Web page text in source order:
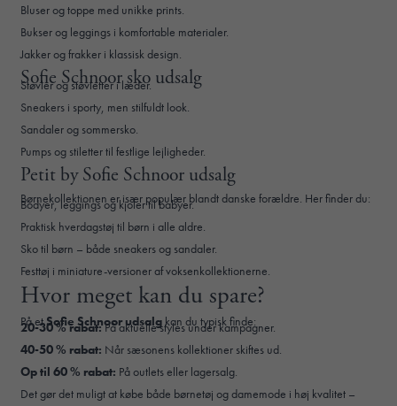
Bluser og toppe med unikke prints.
Bukser og leggings i komfortable materialer.
Jakker og frakker i klassisk design.
Sofie Schnoor sko udsalg
Støvler og støvletter i læder.
Sneakers i sporty, men stilfuldt look.
Sandaler og sommersko.
Pumps og stiletter til festlige lejligheder.
Petit by Sofie Schnoor udsalg
Børnekollektionen er især populær blandt danske forældre. Her finder du:
Bodyer, leggings og kjoler til babyer.
Praktisk hverdagstøj til børn i alle aldre.
Sko til børn – både sneakers og sandaler.
Festtøj i miniature-versioner af voksenkollektionerne.
Hvor meget kan du spare?
På etSofie Schnoor udsalgkan du typisk finde:
20-30 % rabat:På aktuelle styles under kampagner.
40-50 % rabat: Når sæsonens kollektioner skiftes ud.
Op til 60 % rabat: På outlets eller lagersalg.
Det gør det muligt at købe både børnetøj og damemode i høj kvalitet –